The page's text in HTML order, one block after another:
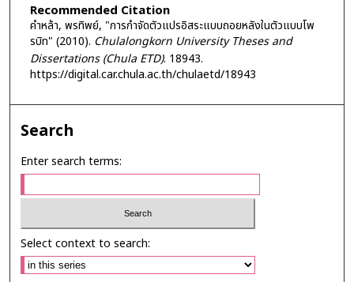
Recommended Citation
คำหล้า, พรทิพย์, "การกำจัดตัวแปรอิสระแบบถอยหลังในตัวแบบโพ
รบิท" (2010). Chulalongkorn University Theses and
Dissertations (Chula ETD). 18943.
https://digital.car.chula.ac.th/chulaetd/18943
Search
Enter search terms:
Select context to search: